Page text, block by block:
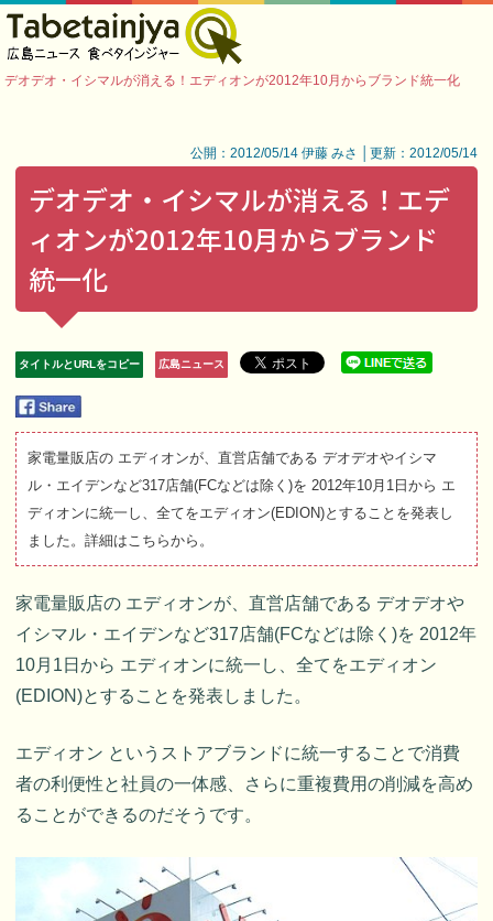
デオデオ・イシマルが消える！エディオンが2012年10月からブランド統一化
公開：2012/05/14 伊藤 みさ │更新：2012/05/14
デオデオ・イシマルが消える！エデ
ィオンが2012年10月からブランド
統一化
タイトルとURLをコピー 広島ニュース
家電量販店の エディオンが、直営店舗である デオデオやイシマ
ル・エイデンなど317店舗(FCなどは除く)を 2012年10月1日から エ
ディオンに統一し、全てをエディオン(EDION)とすることを発表し
ました。詳細はこちらから。
家電量販店の エディオンが、直営店舗である デオデオや
イシマル・エイデンなど317店舗(FCなどは除く)を 2012年
10月1日から エディオンに統一し、全てをエディオン
(EDION)とすることを発表しました。
エディオン というストアブランドに統一することで消費
者の利便性と社員の一体感、さらに重複費用の削減を高め
ることができるのだそうです。